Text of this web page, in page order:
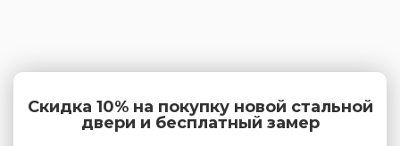
Скидка 10% на покупку новой стальной
двери и бесплатный замер